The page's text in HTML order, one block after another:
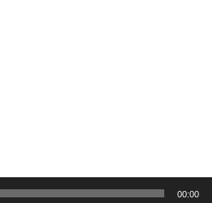
Audio-
00:00